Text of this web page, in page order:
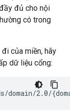
đủ cho nội
có trong
của miền, hãy
dữ liệu cổng: